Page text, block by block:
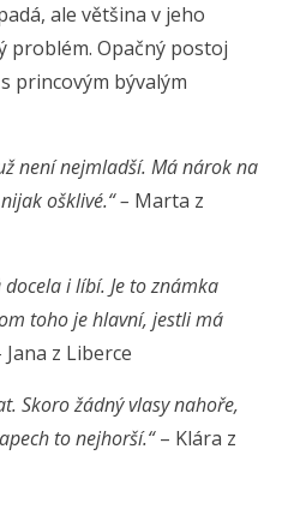
ale většina v jeho
problém. Opačný postoj
princovým bývalým
není nejmladší. Má nárok na
ošklivé.“ – Marta z
i líbí. Je to známka
toho je hlavní, jestli má
Jana z Liberce
Skoro žádný vlasy nahoře,
to nejhorší.“– Klára z